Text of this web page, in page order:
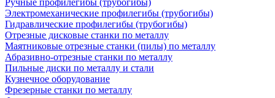
Ручные профилегибы (трубогибы)
Электромеханические профилегибы (трубогибы)
Гидравлические профилегибы (трубогибы)
Отрезные дисковые станки по металлу
Маятниковые отрезные станки (пилы) по металлу
Абразивно-отрезные станки по металлу
Пильные диски по металлу и стали
Кузнечное оборудование
Фрезерные станки по металлу